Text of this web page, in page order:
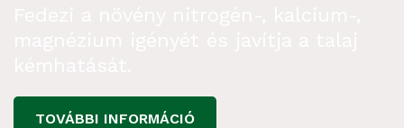
TOVÁBBI INFORMÁCIÓ